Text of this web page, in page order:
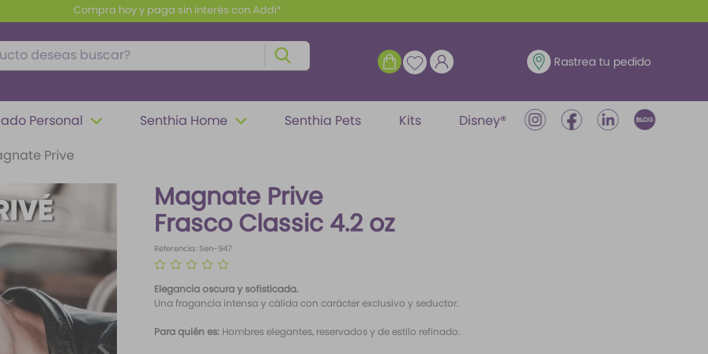
Envío gratis a partir de $100.000
deseas buscar? ENTRAR Rastrea tu pedido
Personal Senthia Home Senthia Pets Kits
Disney®
Prive
Magnate Prive
Frasco Classic 4.2 oz
Referencia: Sen-947
Elegancia oscura y sofisticada.
Una fragancia intensa y cálida con carácter exclusivo y seductor.
Para quién es: Hombres elegantes, reservados y de estilo refinado.